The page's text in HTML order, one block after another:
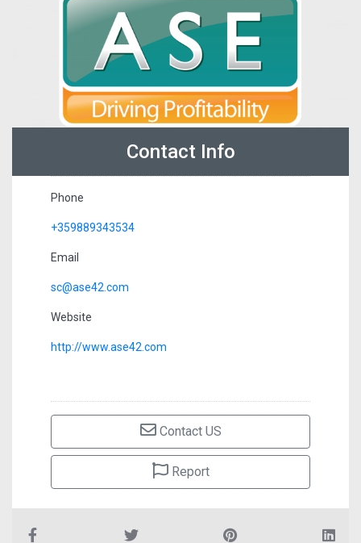
Contact Info
Phone
+359889343534
Email
sc@ase42.com
Website
http://www.ase42.com
Contact US
Report